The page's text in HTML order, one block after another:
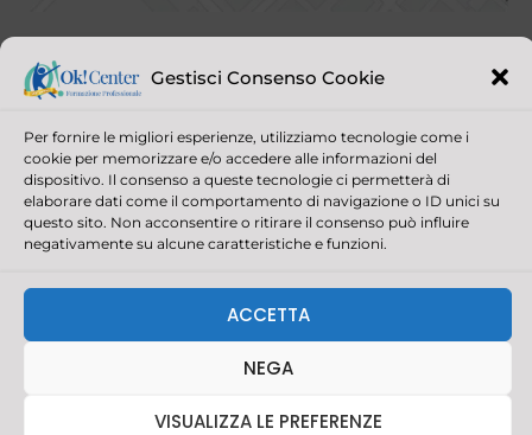
Gestisci Consenso Cookie
Per fornire le migliori esperienze, utilizziamo tecnologie come i
cookie per memorizzare e/o accedere alle informazioni del
dispositivo. Il consenso a queste tecnologie ci permetterà di
elaborare dati come il comportamento di navigazione o ID unici su
questo sito. Non acconsentire o ritirare il consenso può influire
negativamente su alcune caratteristiche e funzioni.
ACCETTA
NEGA
VISUALIZZA LE PREFERENZE
© 2021 OK! CENTER ALL RIGHTS RESERVED | P.IVA/C.F. 03390880403
REALIZZAZIONE SITI INTERNET RIMINI: AGENZIA PIRAS
o
n
s
g
i
n
d
a